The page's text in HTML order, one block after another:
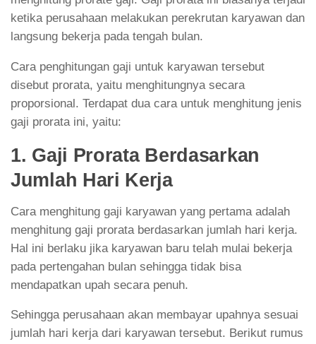
ketika perusahaan melakukan perekrutan karyawan dan
langsung bekerja pada tengah bulan.
Cara penghitungan gaji untuk karyawan tersebut
disebut prorata, yaitu menghitungnya secara
proporsional. Terdapat dua cara untuk menghitung jenis
gaji prorata ini, yaitu:
1. Gaji Prorata Berdasarkan
Jumlah Hari Kerja
Cara menghitung gaji karyawan yang pertama adalah
menghitung gaji prorata berdasarkan jumlah hari kerja.
Hal ini berlaku jika karyawan baru telah mulai bekerja
pada pertengahan bulan sehingga tidak bisa
mendapatkan upah secara penuh.
Sehingga perusahaan akan membayar upahnya sesuai
jumlah hari kerja dari karyawan tersebut. Berikut rumus